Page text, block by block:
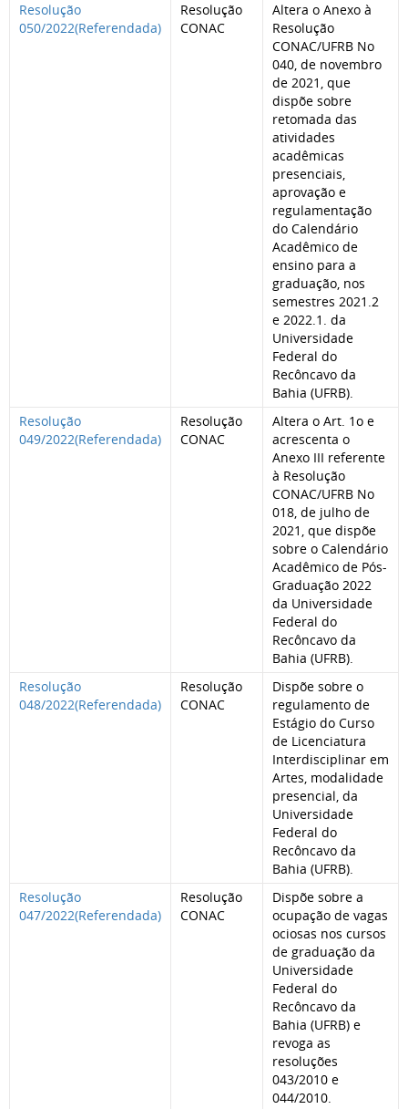
Resolução
050/2022(Referendada)
Resolução
CONAC
Altera o Anexo à
Resolução
CONAC/UFRB No
040, de novembro
de 2021, que
dispõe sobre
retomada das
atividades
acadêmicas
presenciais,
aprovação e
regulamentação
do Calendário
Acadêmico de
ensino para a
graduação, nos
semestres 2021.2
e 2022.1. da
Universidade
Federal do
Recôncavo da
Bahia (UFRB).
Resolução
049/2022(Referendada)
Resolução
CONAC
Altera o Art. 1o e
acrescenta o
Anexo III referente
à Resolução
CONAC/UFRB No
018, de julho de
2021, que dispõe
sobre o Calendário
Acadêmico de Pós-
Graduação 2022
da Universidade
Federal do
Recôncavo da
Bahia (UFRB).
Resolução
048/2022(Referendada)
Resolução
CONAC
Dispõe sobre o
regulamento de
Estágio do Curso
de Licenciatura
Interdisciplinar em
Artes, modalidade
presencial, da
Universidade
Federal do
Recôncavo da
Bahia (UFRB).
Resolução
047/2022(Referendada)
Resolução
CONAC
Dispõe sobre a
ocupação de vagas
ociosas nos cursos
de graduação da
Universidade
Federal do
Recôncavo da
Bahia (UFRB) e
revoga as
resoluções
043/2010 e
044/2010.